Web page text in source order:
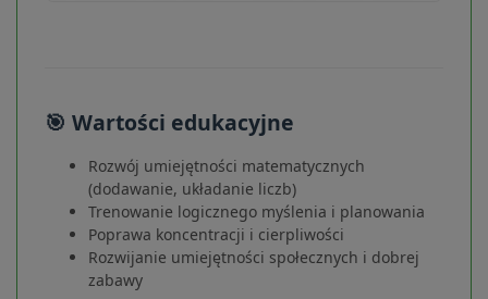
🎯 Wartości edukacyjne
Rozwój umiejętności matematycznych
(dodawanie, układanie liczb)
Trenowanie logicznego myślenia i planowania
Poprawa koncentracji i cierpliwości
Rozwijanie umiejętności społecznych i dobrej
zabawy